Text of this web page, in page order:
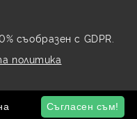
съобразен с GDPR.
политика
данни
Съгласен съм!